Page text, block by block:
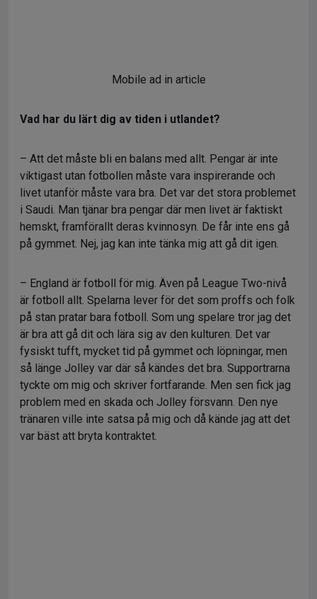
Mobile ad in article
Vad har du lärt dig av tiden i utlandet?
– Att det måste bli en balans med allt. Pengar är inte
viktigast utan fotbollen måste vara inspirerande och
livet utanför måste vara bra. Det var det stora problemet
i Saudi. Man tjänar bra pengar där men livet är faktiskt
hemskt, framförallt deras kvinnosyn. De får inte ens gå
på gymmet. Nej, jag kan inte tänka mig att gå dit igen.
– England är fotboll för mig. Även på League Two-nivå
är fotboll allt. Spelarna lever för det som proffs och folk
på stan pratar bara fotboll. Som ung spelare tror jag det
är bra att gå dit och lära sig av den kulturen. Det var
fysiskt tufft, mycket tid på gymmet och löpningar, men
så länge Jolley var där så kändes det bra. Supportrarna
tyckte om mig och skriver fortfarande. Men sen fick jag
problem med en skada och Jolley försvann. Den nye
tränaren ville inte satsa på mig och då kände jag att det
var bäst att bryta kontraktet.